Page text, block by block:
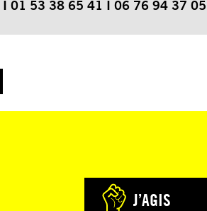
I 01 53 38 65 41 I 06 76 94 37 05
J’AGIS